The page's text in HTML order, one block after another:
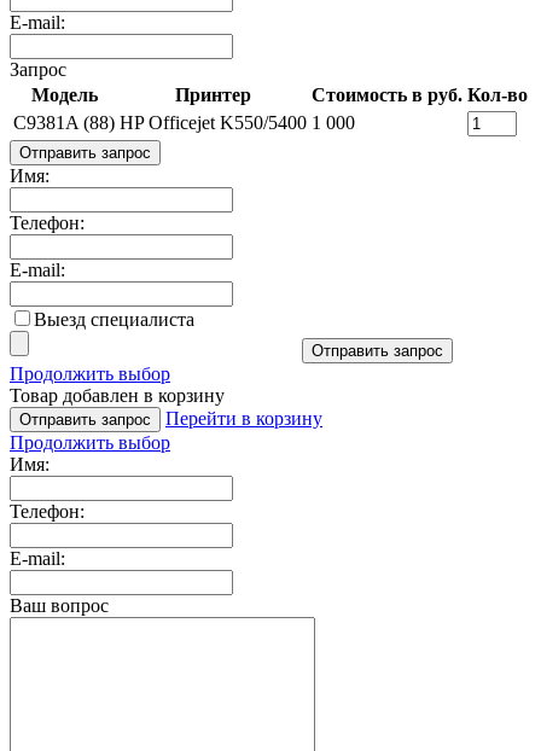
E-mail:
Запрос
Модель
Принтер Стоимость в руб. Кол-во
C9381A (88) HP Officejet K550/5400 1 000
Отправить запрос
Имя:
Телефон:
E-mail:
Выезд специалиста
Отправить запрос
Продолжить выбор
Товар добавлен в корзину
Отправить запрос
Перейти в корзину
Продолжить выбор
Имя:
Телефон:
E-mail:
Ваш вопрос